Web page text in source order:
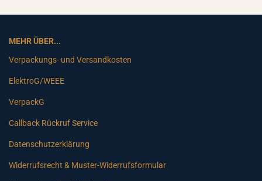
MEHR ÜBER...
Verpackungs- und Versandkosten
ElektroG/WEEE
VerpackG
Callback Rückruf Service
Datenschutzerklärung
Widerrufsrecht & Muster-Widerrufsformular